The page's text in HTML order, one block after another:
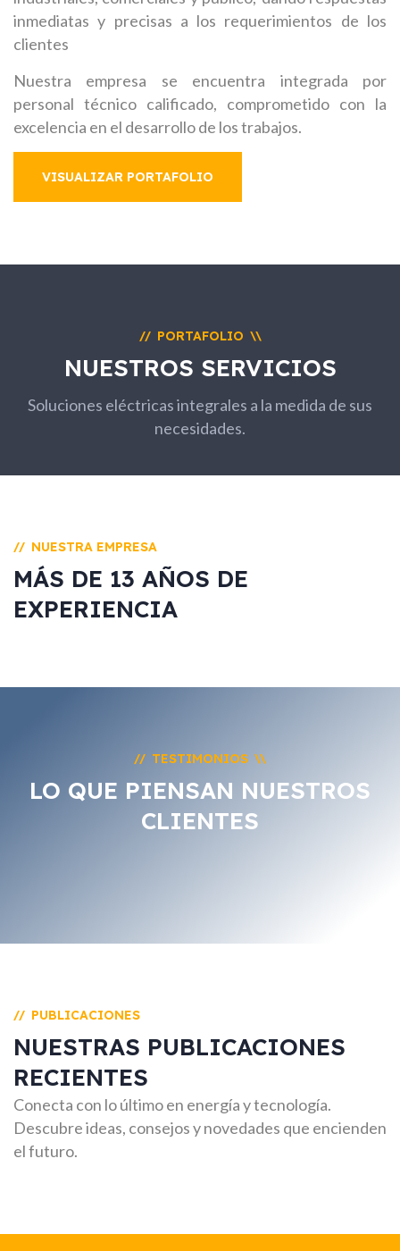
inmediatas y precisas a los requerimientos de los
clientes
Nuestra empresa se encuentra integrada por
personal técnico calificado, comprometido con la
excelencia en el desarrollo de los trabajos.
VISUALIZAR PORTAFOLIO
// \\
PORTAFOLIO
NUESTROS SERVICIOS
Soluciones eléctricas integrales a la medida de sus
necesidades.
// NUESTRA EMPRESA
MÁS DE 13 AÑOS DE
EXPERIENCIA
// \\
TESTIMONIOS
LO QUE PIENSAN NUESTROS
CLIENTES
// PUBLICACIONES
NUESTRAS PUBLICACIONES
RECIENTES
Conecta con lo último en energía y tecnología.
Descubre ideas, consejos y novedades que encienden
el futuro.